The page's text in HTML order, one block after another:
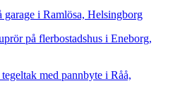
i Ramlösa, Helsingborg
på flerbostadshus i Eneborg,
med pannbyte i Råå,